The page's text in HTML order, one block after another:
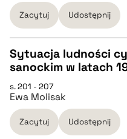
pobierz cytat
BIBTEX
pobierz cytat
Zacytuj Udostępnij
pobierz cytat
Sytuacja ludności
sanockim w latach
s. 201 - 207
Ewa Molisak
Zacytuj Udostępnij